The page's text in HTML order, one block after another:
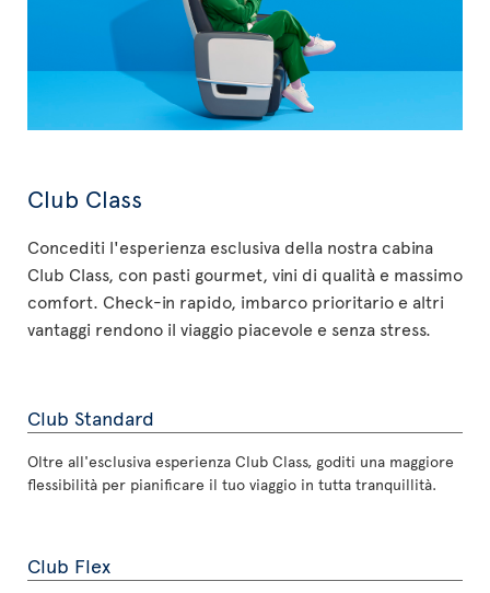
Club Class
Concediti l'esperienza esclusiva della nostra cabina
Club Class, con pasti gourmet, vini di qualità e massimo
comfort. Check-in rapido, imbarco prioritario e altri
vantaggi rendono il viaggio piacevole e senza stress.
Club Standard
Oltre all'esclusiva esperienza Club Class, goditi una maggiore
flessibilità per pianificare il tuo viaggio in tutta tranquillità.
Club Flex